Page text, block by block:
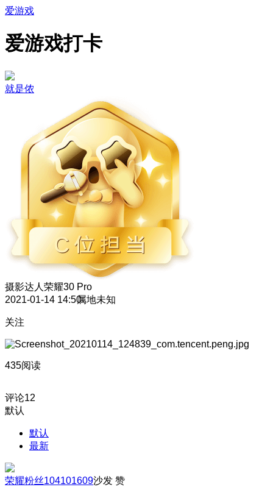
爱游戏
爱游戏打卡
就是侬
摄影达人 荣耀30 Pro
2021-01-14 14:50属地未知
关注
435阅读
评论12
默认
默认
最新
荣耀粉丝104101609沙发 赞